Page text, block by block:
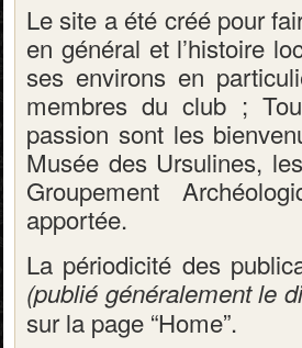
Le site a été créé pour
en général et l’histoire
ses environs en
membres du club ;
passion sont les
Musée des Ursulines,
Groupement
apportée.
La périodicité des
(publié généralement le
sur la page “Home”.